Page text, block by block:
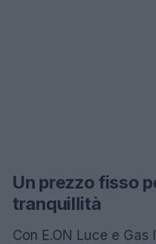
Un prezzo fisso
tranquillità
Con E.ON Luce e